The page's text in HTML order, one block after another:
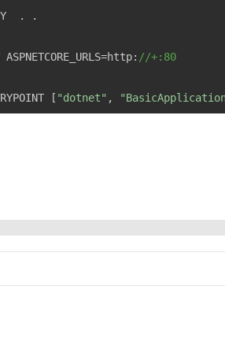
ASPNETCORE_URLS=http: //+:80
[ "dotnet" ,